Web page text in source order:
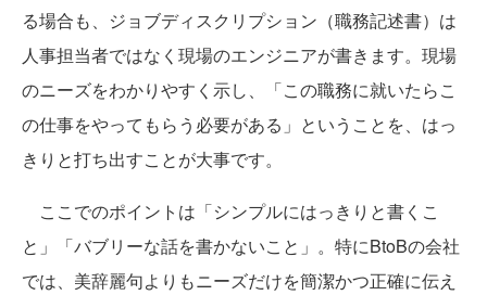
る場合も、ジョブディスクリプション（職務記述書）は
人事担当者ではなく現場のエンジニアが書きます。現場
のニーズをわかりやすく示し、「この職務に就いたらこ
の仕事をやってもらう必要がある」ということを、はっ
きりと打ち出すことが大事です。
ここでのポイントは「シンプルにはっきりと書くこ
と」「バブリーな話を書かないこと」。特にBtoBの会社
では、美辞麗句よりもニーズだけを簡潔かつ正確に伝え